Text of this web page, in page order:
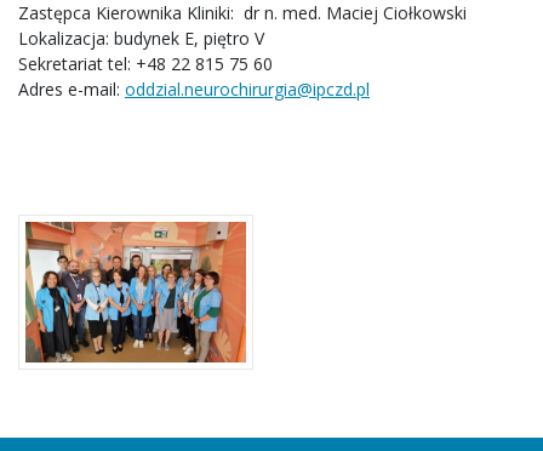
Zastępca Kierownika Kliniki: dr n. med. Maciej Ciołkowski
Lokalizacja: budynek E, piętro V
Sekretariat tel: +48 22 815 75 60
Adres e-mail: oddzial.neurochirurgia@ipczd.pl